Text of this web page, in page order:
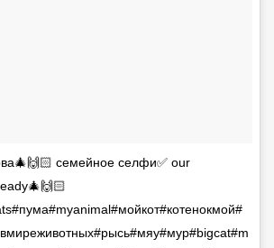
семейное селфи✅ our